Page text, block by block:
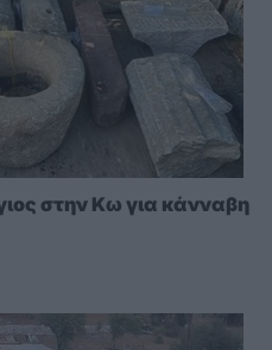
στην Κω για κάνναβη